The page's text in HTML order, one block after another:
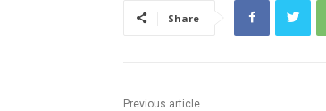
Share
Previous article